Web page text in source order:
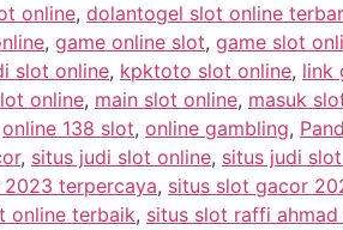
online, dolantogel slot online
, game online slot, game slot
slot online, kpktoto slot online, link
online, main slot online, masuk
online 138 slot, online gambling,
, situs judi slot online, situs judi
terpercaya, situs slot gacor
online terbaik, situs slot raffi